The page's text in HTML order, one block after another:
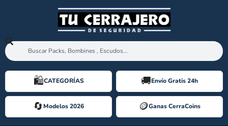
🛍️️CATEGORÍAS 🚚Envío Gratis 24h
🔄Modelos 2026 🪙️Ganas CerraCoins